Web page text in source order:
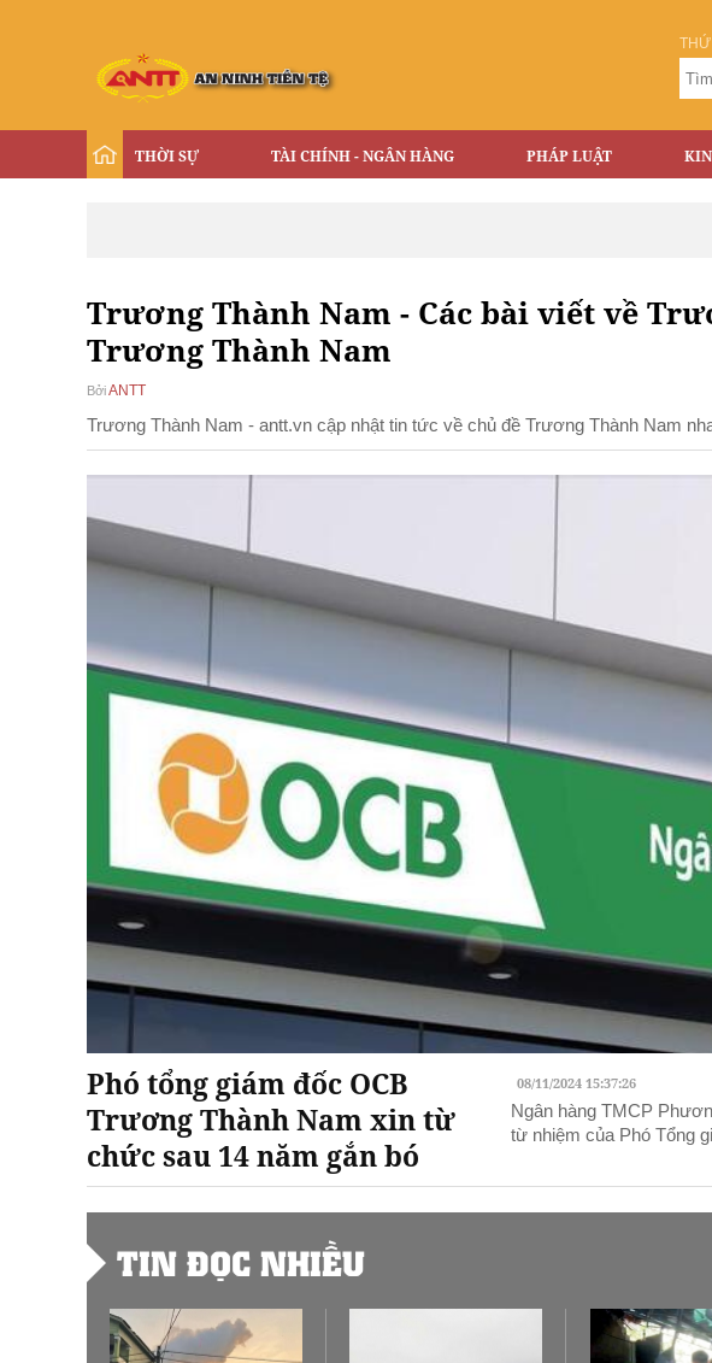
THỨ
THỜI SỰ TÀI CHÍNH - NGÂN HÀNG PHÁP LUẬT
Trương Thành Nam - Các bài viết về
Trương Thành Nam
BởiANTT
Trương Thành Nam - antt.vn cập nhật tin tức về chủ đề Trương Thành Nam
Phó tổng giám đốc OCB
Trương Thành Nam xin từ
chức sau 14 năm gắn bó
08/11/2024 15:37:26
Ngân hàng TMCP
từ nhiệm của Phó Tổng
TIN ĐỌC NHIỀU